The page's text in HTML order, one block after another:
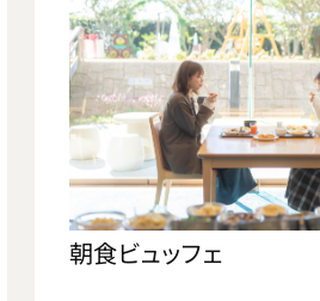
朝食ビュッフェ